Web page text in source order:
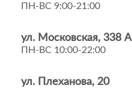
ПН-ВС 9:00-21:00
ул. Московская, 338 А
ПН-ВС 10:00-22:00
ул. Плеханова, 20